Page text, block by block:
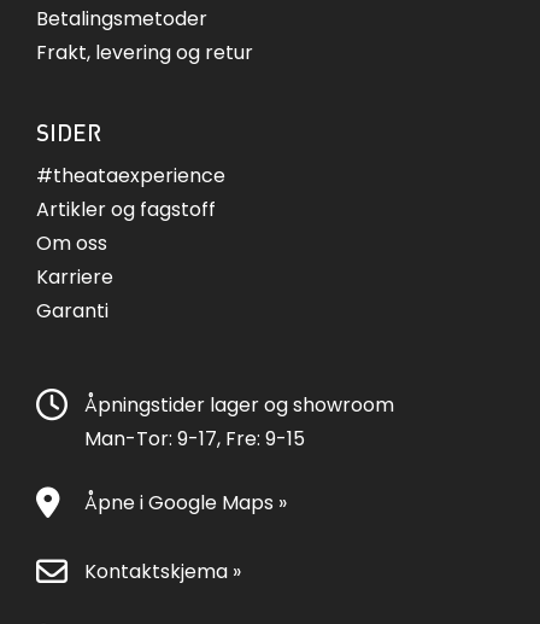
Betalingsmetoder
Frakt, levering og retur
SIDER
#theataexperience
Artikler og fagstoff
Om oss
Karriere
Garanti
Åpningstider lager og showroom
Man-Tor: 9-17, Fre: 9-15
Åpne i Google Maps »
Kontaktskjema »